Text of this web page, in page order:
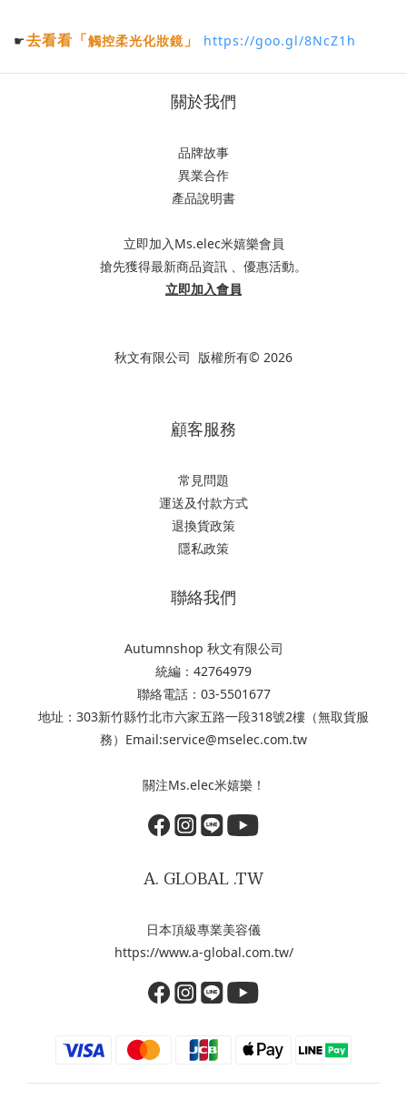
☛去看看 「觸控柔光化妝鏡 」 https://goo.gl/8NcZ1h
關於我們
品牌故事
異業合作
產品說明書
立即加入Ms.elec米嬉樂會員
搶先獲得最新商品資訊 、優惠活動。
立即加入會員
秋文有限公司 版權所有© 2026
顧客服務
常見問題
運送及付款方式
退換貨政策
隱私政策
聯絡我們
Autumnshop 秋文有限公司
統編：42764979
聯絡電話：03-5501677
地址：303新竹縣竹北市六家五路一段318號2樓（無取貨服
務）Email:service@mselec.com.tw
關注Ms.elec米嬉樂！
A. GLOBAL .TW
日本頂級專業美容儀
https://www.a-global.com.tw/